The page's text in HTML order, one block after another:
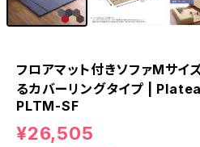
フロアマット付きソファMサイ
るカバーリングタイプ |
PLTM-SF
¥26,505